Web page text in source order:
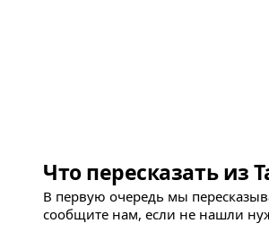
Что пересказать из
В первую очередь мы
сообщите нам, если не нашли